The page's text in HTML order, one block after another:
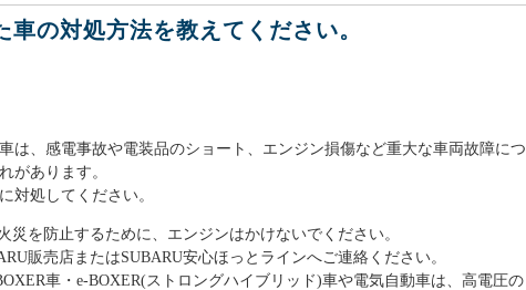
車の対処方法を教えてください。
は、感電事故や電装品のショート、エンジン損傷など重大な車両故障につ
があります。
対処してください。
災を防止するために、エンジンはかけないでください。
販売店またはSUBARU安心ほっとラインへご連絡ください。
車・e-BOXER(ストロングハイブリッド)車や電気自動車は、高電圧の